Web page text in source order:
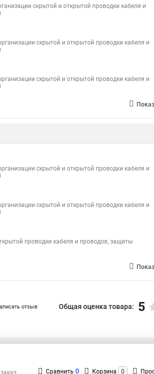
скрытой и открытой проводки кабеля и
скрытой и открытой проводки кабеля и
скрытой и открытой проводки кабеля и
скрытой и открытой проводки кабеля и
скрытой и открытой проводки кабеля и
проводки кабеля и проводов, защиты
отзыв Общая оценка товара: 5
+7
Сравнить 0 Корзина 0